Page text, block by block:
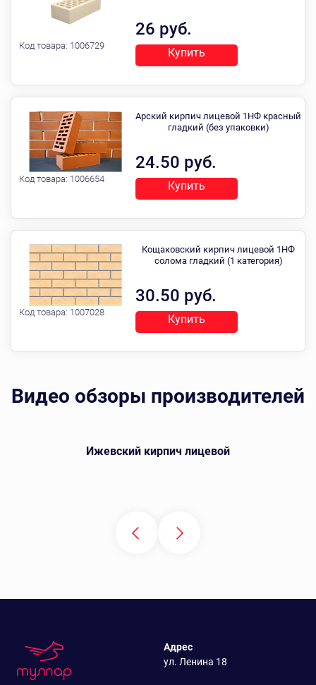
Код товара: 1006729
26 руб.
Купить
Код товара: 1006654
24.50 руб.
Арский кирпич лицевой 1НФ красный
гладкий (без упаковки)
Купить
Код товара: 1007028
30.50 руб.
Кощаковский кирпич лицевой 1НФ
солома гладкий (1 категория)
Купить
Видео обзоры производителей
Ижевский кирпич лицевой
Адрес
ул. Ленина 18